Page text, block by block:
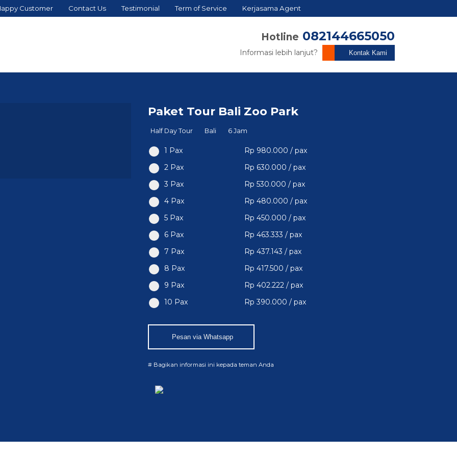
Customer Contact Us Testimonial Term of Service Kerjasama Agent
Hotline 082144665050
Informasi lebih lanjut? Kontak Kami
Paket Tour Bali Zoo Park
Half Day Tour Bali 6 Jam
1 Pax
Rp 980.000 / pax
2 Pax
Rp 630.000 / pax
3 Pax
Rp 530.000 / pax
4 Pax
Rp 480.000 / pax
5 Pax
Rp 450.000 / pax
6 Pax
Rp 463.333 / pax
7 Pax
Rp 437.143 / pax
8 Pax
Rp 417.500 / pax
9 Pax
Rp 402.222 / pax
10 Pax
Rp 390.000 / pax
Pesan via Whatsapp
# Bagikan informasi ini kepada teman Anda